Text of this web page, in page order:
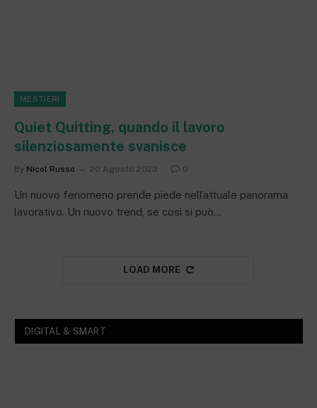
MESTIERI
Quiet Quitting, quando il lavoro
silenziosamente svanisce
By Nicol Russo 20 Agosto 2023 0
Un nuovo fenomeno prende piede nell’attuale panorama
lavorativo. Un nuovo trend, se così si può…
LOAD MORE
DIGITAL & SMART